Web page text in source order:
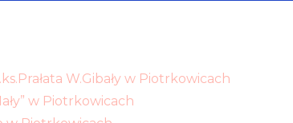
W.Gibały w Piotrkowicach
w Piotrkowicach